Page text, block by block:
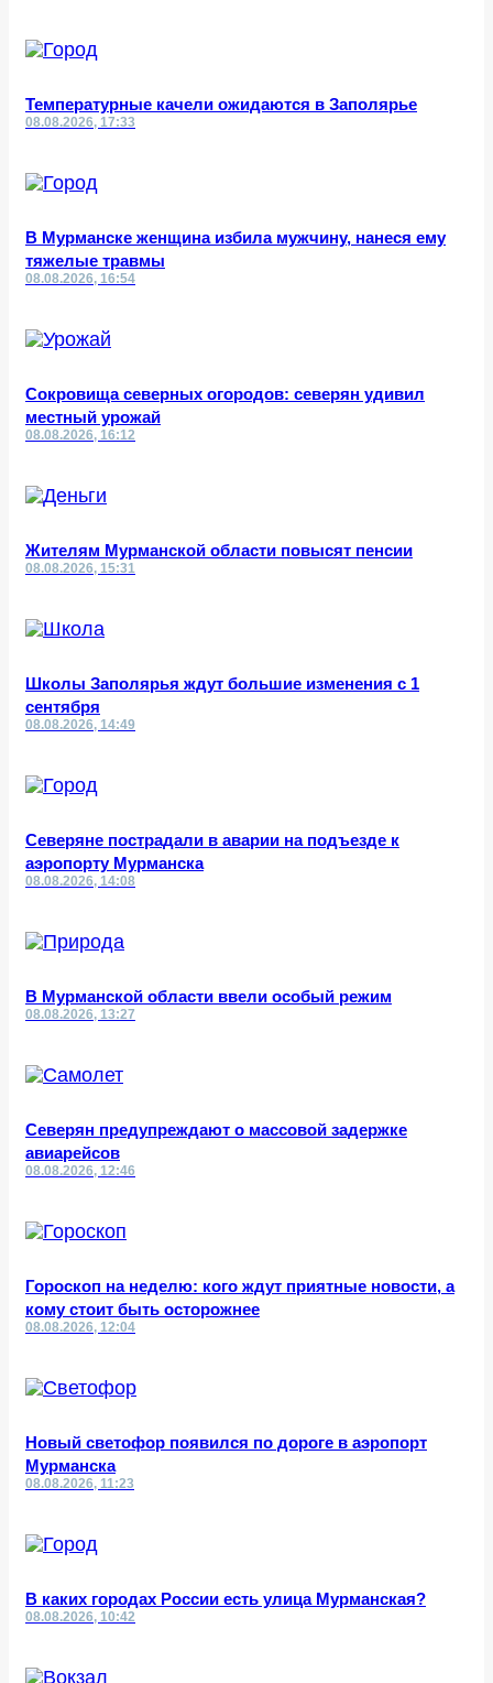
Температурные качели ожидаются в Заполярье
08.08.2026, 17:33
В Мурманске женщина избила мужчину, нанеся ему
тяжелые травмы
08.08.2026, 16:54
Сокровища северных огородов: северян удивил
местный урожай
08.08.2026, 16:12
Жителям Мурманской области повысят пенсии
08.08.2026, 15:31
Школы Заполярья ждут большие изменения с 1
сентября
08.08.2026, 14:49
Северяне пострадали в аварии на подъезде к
аэропорту Мурманска
08.08.2026, 14:08
В Мурманской области ввели особый режим
08.08.2026, 13:27
Северян предупреждают о массовой задержке
авиарейсов
08.08.2026, 12:46
Гороскоп на неделю: кого ждут приятные новости, а
кому стоит быть осторожнее
08.08.2026, 12:04
Новый светофор появился по дороге в аэропорт
Мурманска
08.08.2026, 11:23
В каких городах России есть улица Мурманская?
08.08.2026, 10:42